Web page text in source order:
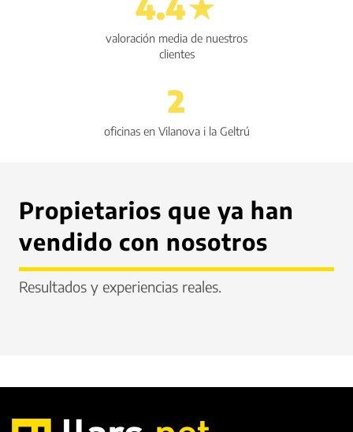
valoración media de nuestros
clientes
2
oficinas en Vilanova i la Geltrú
Propietarios que ya han
vendido con nosotros
Resultados y experiencias reales.